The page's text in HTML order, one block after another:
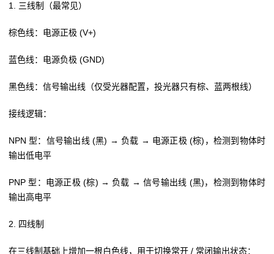
1. 三线制（最常见）
棕色线：电源正极 (V+)
蓝色线：电源负极 (GND)
黑色线：信号输出线（仅受光器配置，投光器只有棕、蓝两根线）
接线逻辑：
NPN 型：信号输出线 (黑) → 负载 → 电源正极 (棕)，检测到物体时
输出低电平
PNP 型：电源正极 (棕) → 负载 → 信号输出线 (黑)，检测到物体时
输出高电平
2. 四线制
在三线制基础上增加一根白色线，用于切换常开 / 常闭输出状态：